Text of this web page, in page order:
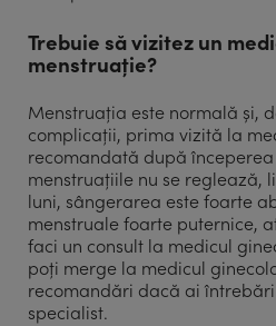
Trebuie să vizitez un
menstruație?
Menstruația este normală și,
complicații, prima vizită la
recomandată după
menstruațiile nu se reglează,
luni, sângerarea este foarte
menstruale foarte puternice,
faci un consult la medicul
poți merge la medicul
recomandări dacă ai
specialist.